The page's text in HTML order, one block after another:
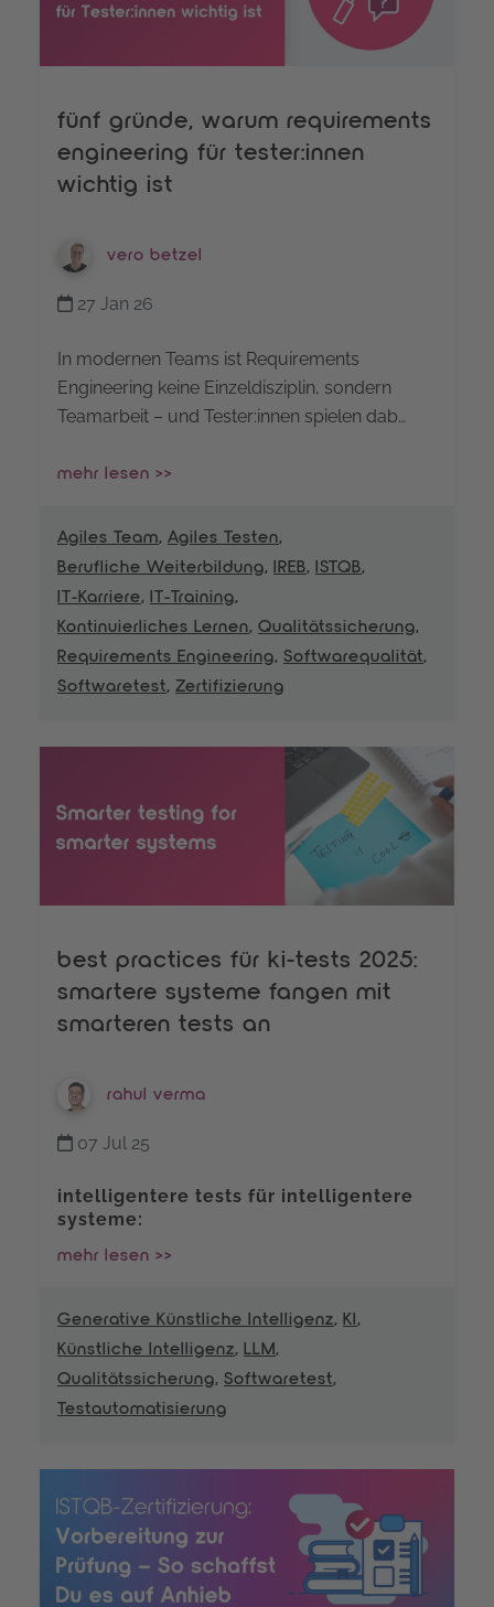
fünf gründe, warum requirements
engineering für tester:innen
wichtig ist
vero betzel
27 Jan 26
In modernen Teams ist Requirements
Engineering keine Einzeldisziplin, sondern
Teamarbeit – und Tester:innen spielen dab…
mehr lesen >>
Agiles Team, Agiles Testen,
Berufliche Weiterbildung, IREB, ISTQB,
IT-Karriere, IT-Training,
Kontinuierliches Lernen, Qualitätssicherung,
Requirements Engineering, Softwarequalität,
Softwaretest, Zertifizierung
best practices für ki-tests 2025:
smartere systeme fangen mit
smarteren tests an
rahul verma
07 Jul 25
intelligentere tests für intelligentere
systeme:
mehr lesen >>
Generative Künstliche Intelligenz, KI,
Künstliche Intelligenz, LLM,
Qualitätssicherung, Softwaretest,
Testautomatisierung